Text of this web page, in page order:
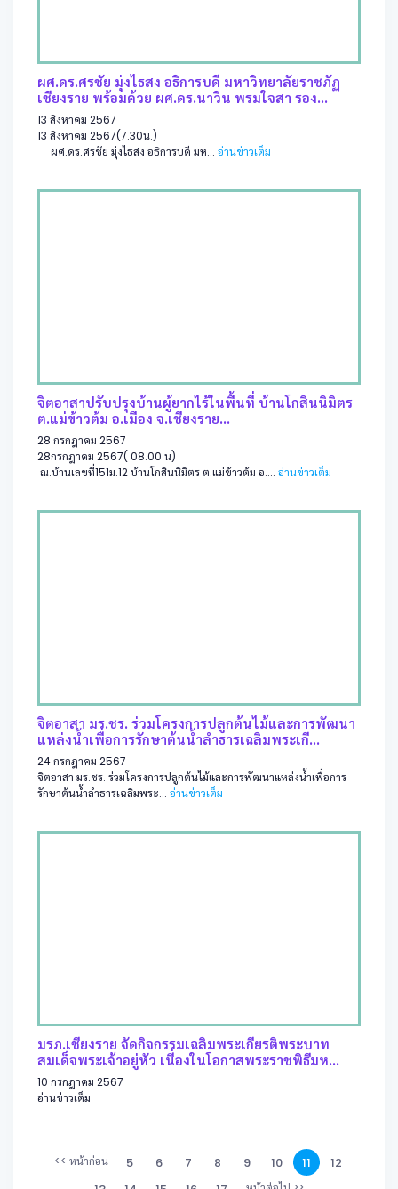
ผศ.ดร.ศรชัย มุ่งไธสง อธิการบดี มหาวิทยาลัยราชภัฏ
เชียงราย พร้อมด้วย ผศ.ดร.นาวิน พรมใจสา รอง...
13 สิงหาคม 2567
13 สิงหาคม 2567(7.30น.)
ผศ.ดร.ศรชัย มุ่งไธสง อธิการบดี มห... อ่านข่าวเต็ม
จิตอาสาปรับปรุงบ้านผู้ยากไร้ในพื้นที่ บ้านโกสินนิมิตร
ต.แม่ข้าวต้ม อ.เมือง จ.เชียงราย...
28 กรกฎาคม 2567
28กรกฎาคม 2567( 08.00 น)
ณ.บ้านเลขที่151ม.12 บ้านโกสินนิมิตร ต.แม่ข้าวต้ม อ.... อ่านข่าวเต็ม
จิตอาสา มร.ชร. ร่วมโครงการปลูกต้นไม้และการพัฒนา
แหล่งน้ำเพื่อการรักษาต้นน้ำลำธารเฉลิมพระเกี...
24 กรกฎาคม 2567
จิตอาสา มร.ชร. ร่วมโครงการปลูกต้นไม้และการพัฒนาแหล่งน้ำเพื่อการ
รักษาต้นน้ำลำธารเฉลิมพระ... อ่านข่าวเต็ม
มรภ.เชียงราย จัดกิจกรรมเฉลิมพระเกียรติพระบาท
สมเด็จพระเจ้าอยู่หัว เนื่องในโอกาสพระราชพิธีมห...
10 กรกฎาคม 2567
อ่านข่าวเต็ม
<< หน้าก่อน 5 6 7 8 9 10 11
12